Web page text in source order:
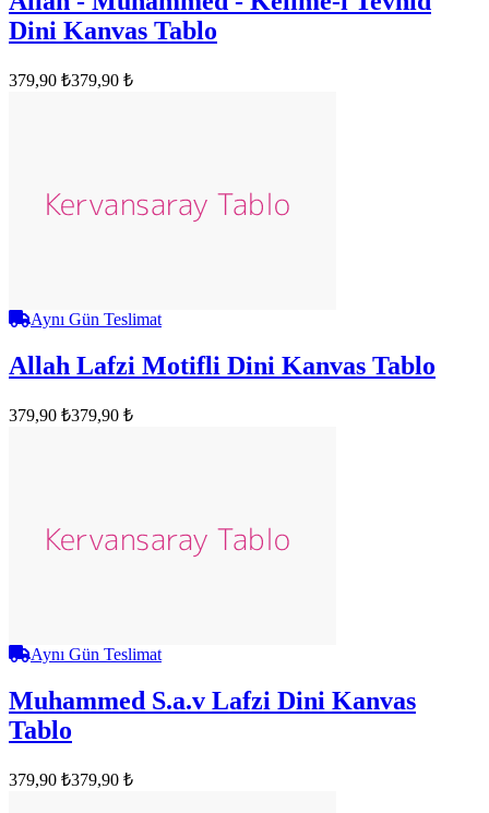
Dini Kanvas Tablo
379,90 ₺379,90 ₺
Aynı Gün Teslimat
Allah Lafzi Motifli Dini Kanvas Tablo
379,90 ₺379,90 ₺
Aynı Gün Teslimat
Muhammed S.a.v Lafzi Dini Kanvas
Tablo
379,90 ₺379,90 ₺